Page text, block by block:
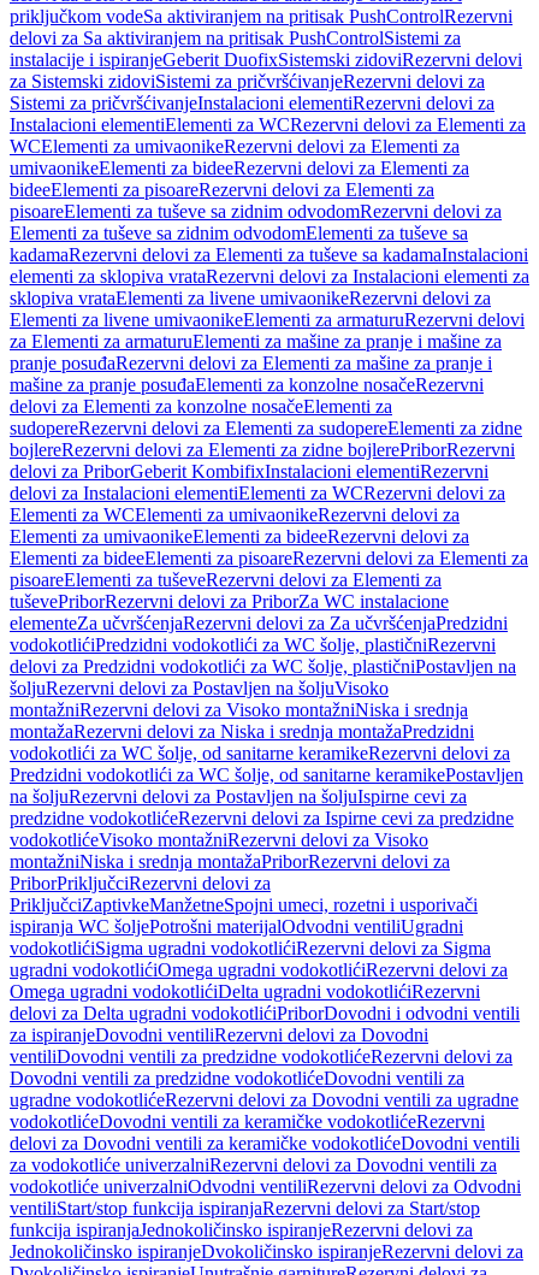
priključkom vodeSa aktiviranjem na pritisak PushControlRezervni
delovi za Sa aktiviranjem na pritisak PushControlSistemi za
instalacije i ispiranjeGeberit DuofixSistemski zidoviRezervni delovi
za Sistemski zidoviSistemi za pričvršćivanjeRezervni delovi za
Sistemi za pričvršćivanjeInstalacioni elementiRezervni delovi za
Instalacioni elementiElementi za WCRezervni delovi za Elementi za
WCElementi za umivaonikeRezervni delovi za Elementi za
umivaonikeElementi za bideeRezervni delovi za Elementi za
bideeElementi za pisoareRezervni delovi za Elementi za
pisoareElementi za tuševe sa zidnim odvodomRezervni delovi za
Elementi za tuševe sa zidnim odvodomElementi za tuševe sa
kadamaRezervni delovi za Elementi za tuševe sa kadamaInstalacioni
elementi za sklopiva vrataRezervni delovi za Instalacioni elementi za
sklopiva vrataElementi za livene umivaonikeRezervni delovi za
Elementi za livene umivaonikeElementi za armaturuRezervni delovi
za Elementi za armaturuElementi za mašine za pranje i mašine za
pranje posuđaRezervni delovi za Elementi za mašine za pranje i
mašine za pranje posuđaElementi za konzolne nosačeRezervni
delovi za Elementi za konzolne nosačeElementi za
sudopereRezervni delovi za Elementi za sudopereElementi za zidne
bojlereRezervni delovi za Elementi za zidne bojlerePriborRezervni
delovi za PriborGeberit KombifixInstalacioni elementiRezervni
delovi za Instalacioni elementiElementi za WCRezervni delovi za
Elementi za WCElementi za umivaonikeRezervni delovi za
Elementi za umivaonikeElementi za bideeRezervni delovi za
Elementi za bideeElementi za pisoareRezervni delovi za Elementi za
pisoareElementi za tuševeRezervni delovi za Elementi za
tuševePriborRezervni delovi za PriborZa WC instalacione
elementeZa učvršćenjaRezervni delovi za Za učvršćenjaPredzidni
vodokotlićiPredzidni vodokotlići za WC šolje, plastičniRezervni
delovi za Predzidni vodokotlići za WC šolje, plastičniPostavljen na
šoljuRezervni delovi za Postavljen na šoljuVisoko
montažniRezervni delovi za Visoko montažniNiska i srednja
montažaRezervni delovi za Niska i srednja montažaPredzidni
vodokotlići za WC šolje, od sanitarne keramikeRezervni delovi za
Predzidni vodokotlići za WC šolje, od sanitarne keramikePostavljen
na šoljuRezervni delovi za Postavljen na šoljuIspirne cevi za
predzidne vodokotlićeRezervni delovi za Ispirne cevi za predzidne
vodokotlićeVisoko montažniRezervni delovi za Visoko
montažniNiska i srednja montažaPriborRezervni delovi za
PriborPriključciRezervni delovi za
PriključciZaptivkeManžetneSpojni umeci, rozetni i usporivači
ispiranja WC šoljePotrošni materijalOdvodni ventiliUgradni
vodokotlićiSigma ugradni vodokotlićiRezervni delovi za Sigma
ugradni vodokotlićiOmega ugradni vodokotlićiRezervni delovi za
Omega ugradni vodokotlićiDelta ugradni vodokotlićiRezervni
delovi za Delta ugradni vodokotlićiPriborDovodni i odvodni ventili
za ispiranjeDovodni ventiliRezervni delovi za Dovodni
ventiliDovodni ventili za predzidne vodokotlićeRezervni delovi za
Dovodni ventili za predzidne vodokotlićeDovodni ventili za
ugradne vodokotlićeRezervni delovi za Dovodni ventili za ugradne
vodokotlićeDovodni ventili za keramičke vodokotlićeRezervni
delovi za Dovodni ventili za keramičke vodokotlićeDovodni ventili
za vodokotliće univerzalniRezervni delovi za Dovodni ventili za
vodokotliće univerzalniOdvodni ventiliRezervni delovi za Odvodni
ventiliStart/stop funkcija ispiranjaRezervni delovi za Start/stop
funkcija ispiranjaJednokoličinsko ispiranjeRezervni delovi za
Jednokoličinsko ispiranjeDvokoličinsko ispiranjeRezervni delovi za